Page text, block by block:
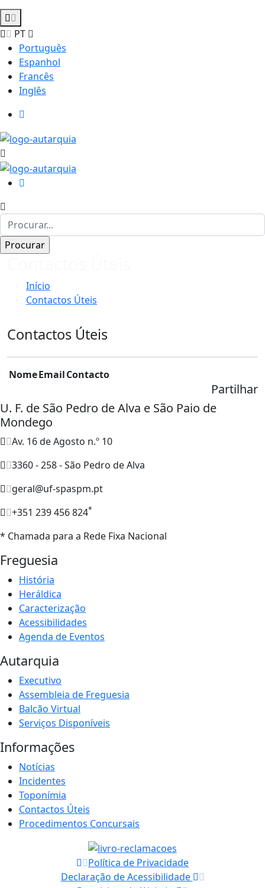
PT
Português
Espanhol
Francês
Inglês
Início
Contactos Úteis
Contactos Úteis
NomeEmailContacto
Partilhar
U. F. de São Pedro de Alva e São Paio de
Mondego
Av. 16 de Agosto n.º 10
3360 - 258 - São Pedro de Alva
geral@uf-spaspm.pt
+351 239 456 824*
* Chamada para a Rede Fixa Nacional
Freguesia
História
Heráldica
Caracterização
Acessibilidades
Agenda de Eventos
Autarquia
Executivo
Assembleia de Freguesia
Balcão Virtual
Serviços Disponíveis
Informações
Notícias
Incidentes
Toponímia
Contactos Úteis
Procedimentos Concursais
Política de Privacidade
Declaração de Acessibilidade